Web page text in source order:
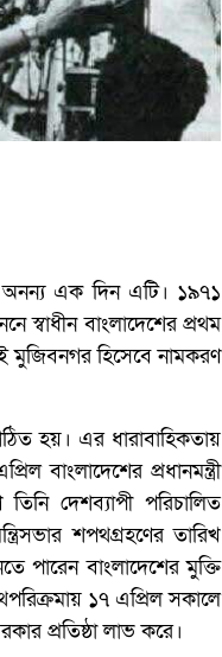
অনন্য এক দিন এটি। ১৯৭১
স্বাধীন বাংলাদেশের প্রথম
মুজিবনগর হিসেবে নামকরণ
হয়। এর ধারাবাহিকতায়
বাংলাদেশের প্রধানমন্ত্রী
দেশব্যাপী পরিচালিত
শপথগ্রহণের তারিখ
পারেন বাংলাদেশের মুক্তি
১৭ এপ্রিল সকালে
প্রতিষ্ঠা লাভ করে।